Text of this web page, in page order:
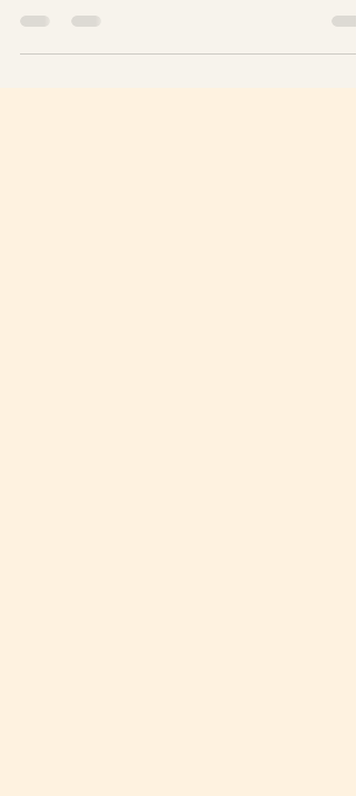
synonyme de surconsommation. Pourtant, il est